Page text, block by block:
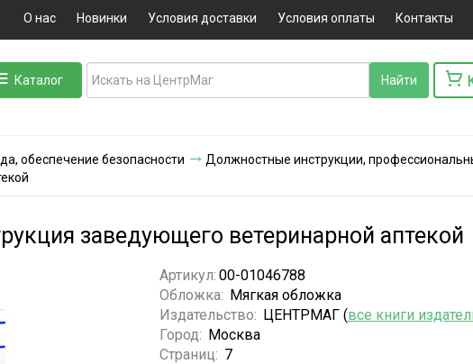
О нас Новинки Условия доставки Условия оплаты Контакты
Каталог
обеспечение безопасности Должностные инструкции,
заведующего ветеринарной аптекой
Артикул: 00-01046788
Обложка: Мягкая обложка
Издательство: ЦЕНТРМАГ (все книги
Город: Москва
Страниц: 7